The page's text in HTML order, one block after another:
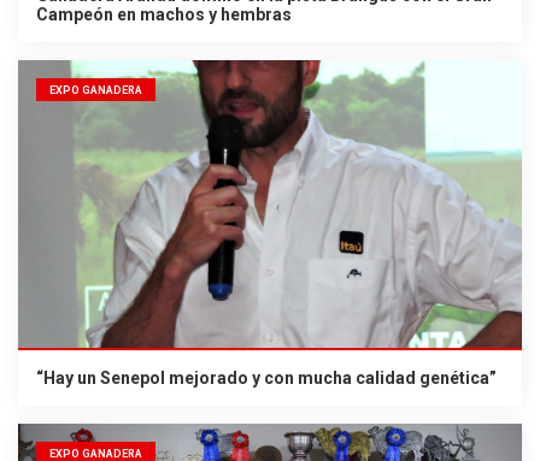
Campeón en machos y hembras
EXPO GANADERA
“Hay un Senepol mejorado y con mucha calidad genética”
EXPO GANADERA